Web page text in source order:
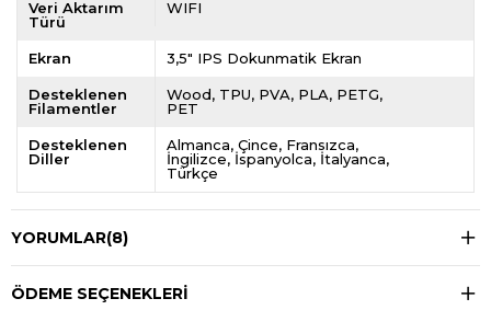
Veri Aktarım
Türü
WIFI
Ekran 3,5" IPS Dokunmatik Ekran
Desteklenen
Filamentler
Wood TPU PVA PLA PETG
PET
Desteklenen
Diller
Almanca Çince Fransızca
İngilizce İspanyolca İtalyanca
Türkçe
YORUMLAR(8)
ÖDEME SEÇENEKLERI